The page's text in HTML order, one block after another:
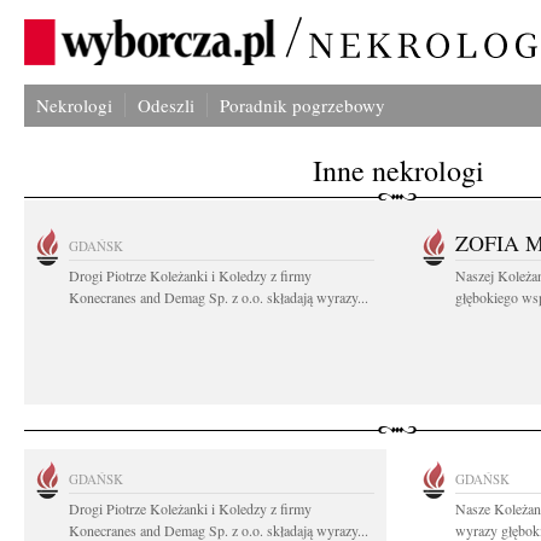
Nekrologi Odeszli Poradnik pogrzebowy
Inne nekrologi
GDAŃSK
Drogi Piotrze Koleżanki i Koledzy z firmy
Konecranes and Demag Sp. z o.o. składają wyrazy...
ZOFIA
Naszej
głębokiego
GDAŃSK
Drogi Piotrze Koleżanki i Koledzy z firmy
Konecranes and Demag Sp. z o.o. składają wyrazy...
GDAŃSK
Nasze
wyrazy